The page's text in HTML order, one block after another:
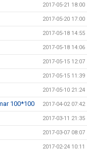
2017-05-21 18:00
2017-05-20 17:00
2017-05-18 14:55
2017-05-18 14:06
2017-05-15 12:07
2017-05-15 11:39
2017-05-10 21:24
100*100 2017-04-02 07:42
2017-03-11 21:35
2017-03-07 08:07
2017-02-24 10:11